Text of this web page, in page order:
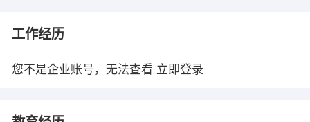
工作经历
您不是企业账号，无法查看 立即登录